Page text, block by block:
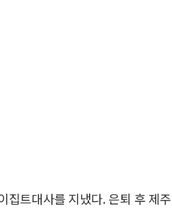
집트대사를 지냈다. 은퇴 후 제주